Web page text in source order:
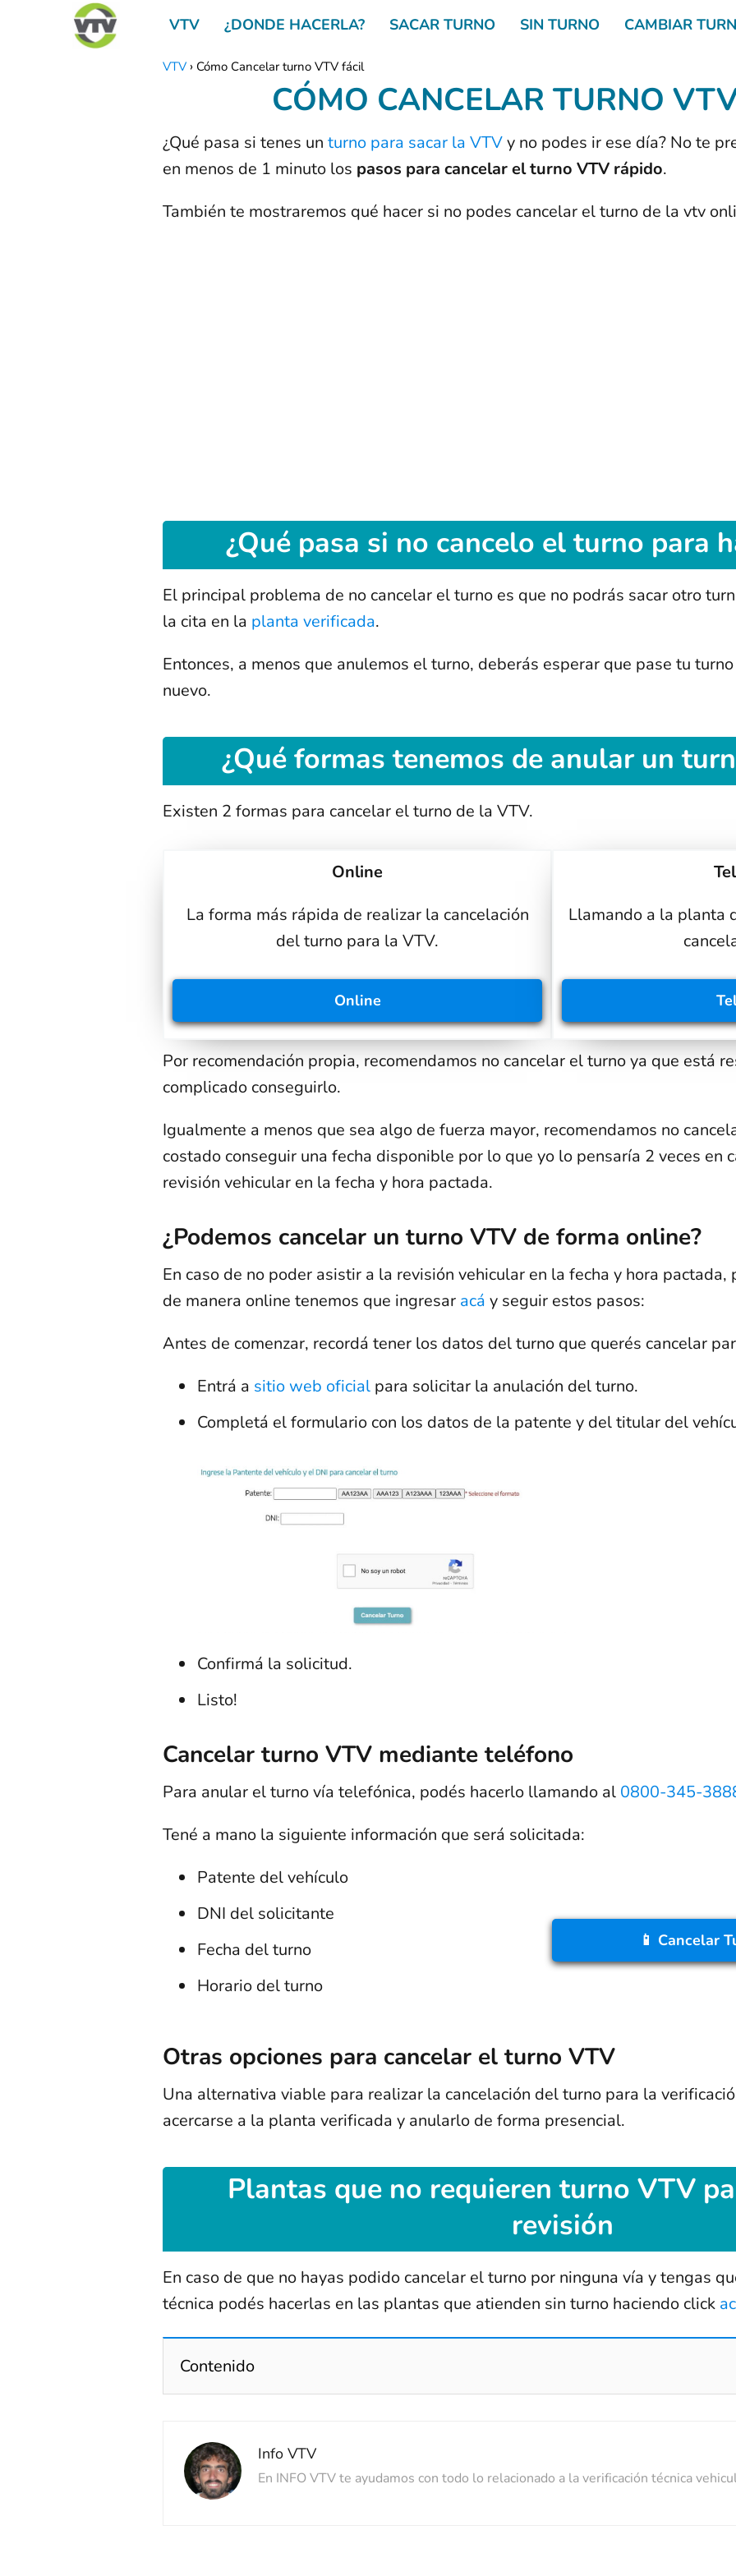
VTV ¿DONDE HACERLA? SACAR TURNO SIN TURNO CAMBIAR
VTV Cómo Cancelar turno VTV fácil
CÓMO CANCELAR TURNO
¿Qué pasa si tenes un turno para sacar la VTVy no podes ir ese día? No te
en menos de 1 minuto los pasos para cancelar el turno VTV rápido.
También te mostraremos qué hacer si no podes cancelar el turno de la vtv
¿Qué pasa si no cancelo el turno para
El principal problema de no cancelar el turno es que no podrás sacar otro
la cita en la planta verificada.
Entonces, a menos que anulemos el turno, deberás esperar que pase tu
nuevo.
¿Qué formas tenemos de anular un
Existen 2 formas para cancelar el turno de la VTV.
Online
La forma más rápida de realizar la cancelación
del turno para la VTV.
Online
Llamando a la planta
Por recomendación propia, recomendamos no cancelar el turno ya que está
complicado conseguirlo.
Igualmente a menos que sea algo de fuerza mayor, recomendamos no
costado conseguir una fecha disponible por lo que yo lo pensaría 2 veces en
revisión vehicular en la fecha y hora pactada.
¿Podemos cancelar un turno VTV de forma online?
En caso de no poder asistir a la revisión vehicular en la fecha y hora
de manera online tenemos que ingresar acá y seguir estos pasos:
Antes de comenzar, recordá tener los datos del turno que querés cancelar
Entrá a sitio web oficial para solicitar la anulación del turno.
Completá el formulario con los datos de la patente y del titular del
Confirmá la solicitud.
Listo!
Cancelar turno VTV mediante teléfono
Para anular el turno vía telefónica, podés hacerlo llamando al 0800-345-
Tené a mano la siguiente información que será solicitada:
Patente del vehículo
DNI del solicitante
Fecha del turno
Horario del turno
📱 Cancelar
Otras opciones para cancelar el turno VTV
Una alternativa viable para realizar la cancelación del turno para la
acercarse a la planta verificada y anularlo de forma presencial.
Plantas que no requieren turno VTV
revisión
En caso de que no hayas podido cancelar el turno por ninguna vía y tengas
técnica podés hacerlas en las plantas que atienden sin turno haciendo click
Contenido
Info VTV
En INFO VTV te ayudamos con todo lo relacionado a la verificación técnica